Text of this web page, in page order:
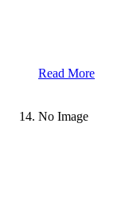
Read More
No Image